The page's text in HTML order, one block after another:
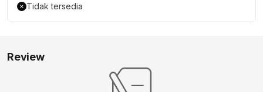
Tidak tersedia
Review